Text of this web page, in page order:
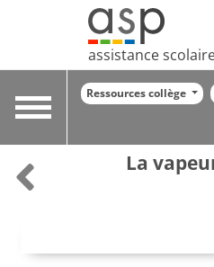
assistance
Toggle
Ressources collège
La